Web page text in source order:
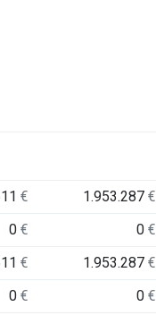
€ 1.953.287€
0€ 0€
€ 1.953.287€
0€ 0€